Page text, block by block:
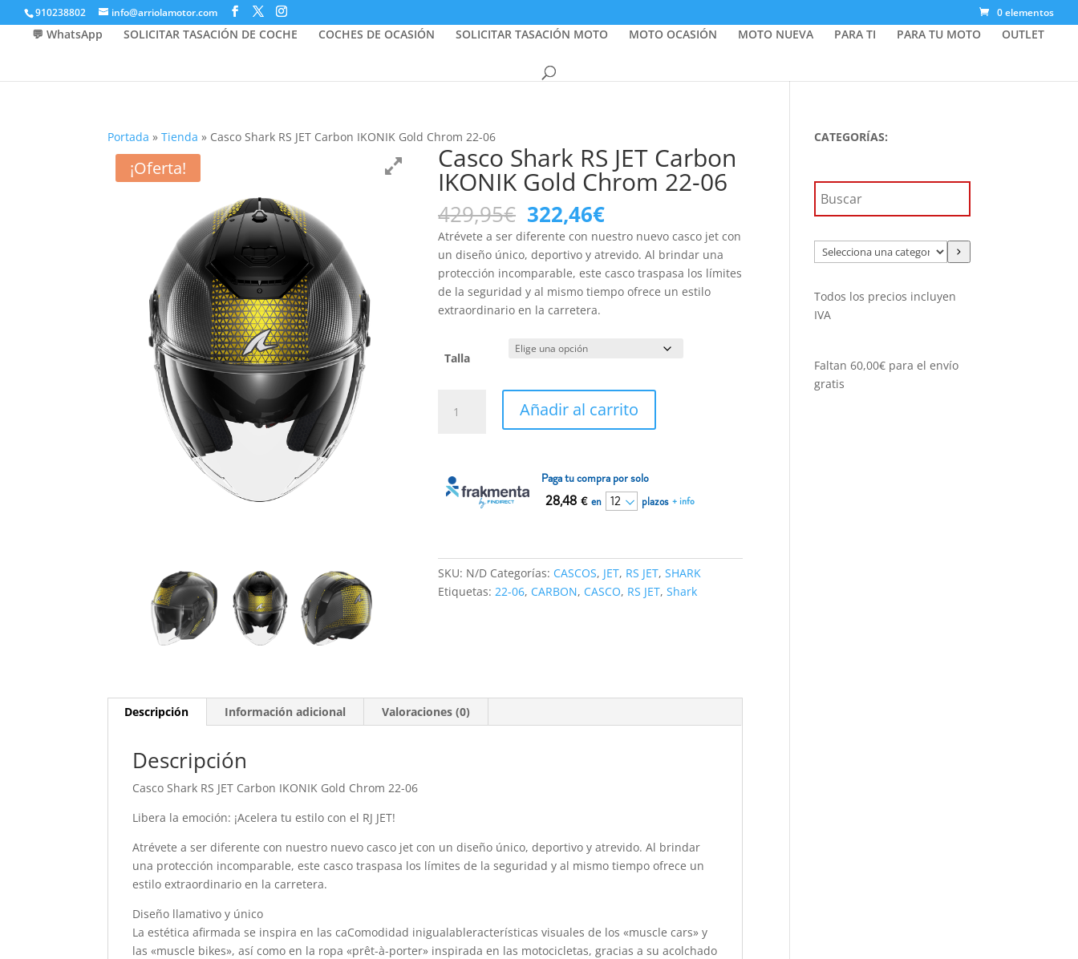
910238802 info@arriolamotor.com 0 elementos
💬 WhatsApp SOLICITAR TASACIÓN DE COCHE COCHES DE OCASIÓN SOLICITAR TASACIÓN MOTO MOTO OCASIÓN MOTO NUEVA PARA TI PARA TU MOTO OUTLET
Portada »Tienda » Casco Shark RS JET Carbon IKONIK Gold Chrom 22-06
¡Oferta! Casco Shark RS JET Carbon
IKONIK Gold Chrom 22-06
429,95€ El
precio
original
era:
429,95€.
322,46€El
precio
actual
es:
322,46€.
Atrévete a ser diferente con nuestro nuevo casco jet con
un diseño único, deportivo y atrevido. Al brindar una
protección incomparable, este casco traspasa los límites
de la seguridad y al mismo tiempo ofrece un estilo
extraordinario en la carretera.
Talla
Shark
IKONIK
06
cantidad
Añadir al carrito
Paga tu compra por solo
28,48 € en plazos + info
SKU: N/D Categorías: CASCOS, JET, RS JET,SHARK
Etiquetas:22-06, CARBON, CASCO, RS JET,Shark
Descripción Información adicional Valoraciones (0)
Descripción
Casco Shark RS JET Carbon IKONIK Gold Chrom 22-06
Libera la emoción: ¡Acelera tu estilo con el RJ JET!
Atrévete a ser diferente con nuestro nuevo casco jet con un diseño único, deportivo y atrevido. Al brindar
una protección incomparable, este casco traspasa los límites de la seguridad y al mismo tiempo ofrece un
estilo extraordinario en la carretera.
Diseño llamativo y único
La estética afirmada se inspira en las caComodidad inigualableracterísticas visuales de los «muscle cars» y
las «muscle bikes», así como en la ropa «prêt-à-porter» inspirada en las motocicletas, gracias a su acolchado
CATEGORÍAS:
Selecciona
una
Todos los precios incluyen
IVA
Faltan60,00€ para el envío
gratis